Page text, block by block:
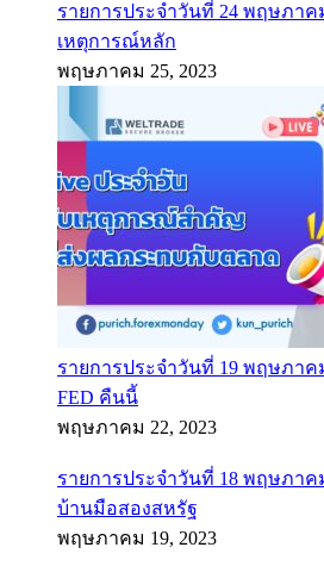
รายการประจำวันที่ 24 พฤษภาค
เหตุการณ์หลัก
พฤษภาคม 25, 2023
รายการประจำวันที่ 19 พฤษภาค
FED คืนนี้
พฤษภาคม 22, 2023
รายการประจำวันที่ 18 พฤษภาค
บ้านมือสองสหรัฐ
พฤษภาคม 19, 2023